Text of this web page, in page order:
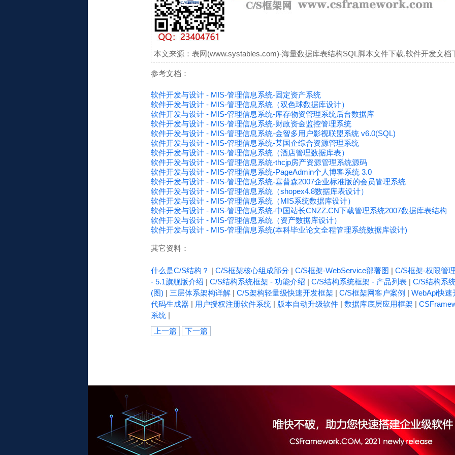
本文来源：表网(www.systables.com)-海量数据库表结构SQL脚本文件下载,软件开发文档
参考文档：
软件开发与设计 - MIS-管理信息系统-固定资产系统
软件开发与设计 - MIS-管理信息系统（双色球数据库设计）
软件开发与设计 - MIS-管理信息系统-库存物资管理系统后台数据库
软件开发与设计 - MIS-管理信息系统-财政资金监控管理系统
软件开发与设计 - MIS-管理信息系统-金智多用户影视联盟系统 v6.0(SQL)
软件开发与设计 - MIS-管理信息系统-某国企综合资源管理系统
软件开发与设计 - MIS-管理信息系统（酒店管理数据库表）
软件开发与设计 - MIS-管理信息系统-thcjp房产资源管理系统源码
软件开发与设计 - MIS-管理信息系统-PageAdmin个人博客系统 3.0
软件开发与设计 - MIS-管理信息系统-塞普森2007企业标准版的会员管理系统
软件开发与设计 - MIS-管理信息系统（shopex4.8数据库表设计）
软件开发与设计 - MIS-管理信息系统（MIS系统数据库设计）
软件开发与设计 - MIS-管理信息系统-中国站长CNZZ.CN下载管理系统2007数据库表结构
软件开发与设计 - MIS-管理信息系统（资产数据库设计）
软件开发与设计 - MIS-管理信息系统(本科毕业论文全程管理系统数据库设计)
其它资料：
什么是C/S结构？ | C/S框架核心组成部分| C/S框架-WebService部署图 | C/S框架-权限管
- 5.1旗舰版介绍 | C/S结构系统框架 - 功能介绍 | C/S结构系统框架 - 产品列表| C/S结构系
(图) | 三层体系架构详解| C/S架构轻量级快速开发框架 | C/S框架网客户案例 | WebApi快速
代码生成器 | 用户授权注册软件系统| 版本自动升级软件| 数据库底层应用框架 |
系统|
上一篇
下一篇